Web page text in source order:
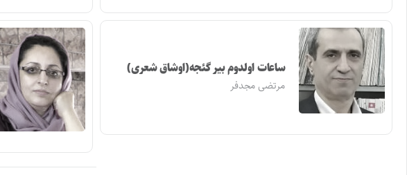
ساعات اولدوم بیر گئجه(اوشاق شعری)
مرتضی مجدفر